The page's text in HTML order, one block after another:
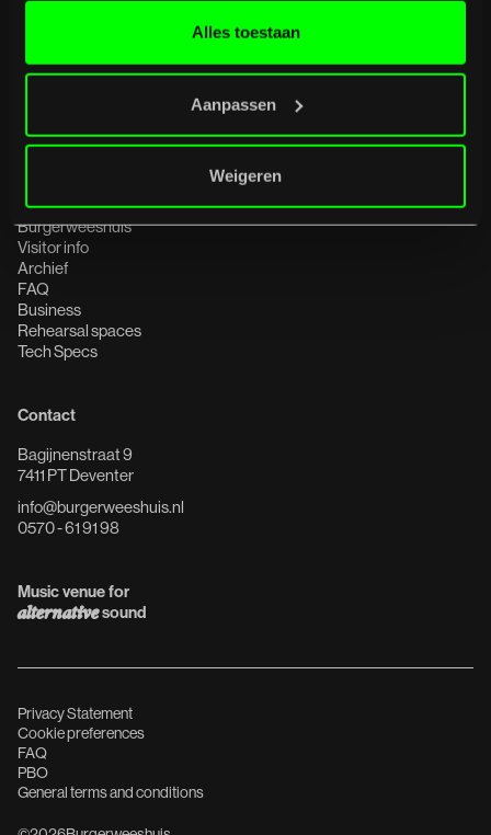
Alles toestaan
Aanpassen
Weigeren
We are Burgerweeshuis, the music
venue and club in Deventer and far
beyond for 40 years.
More about us
Burgerweeshuis
Visitor info
Archief
FAQ
Business
Rehearsal spaces
Tech Specs
Contact
Bagijnenstraat 9
7411 PT Deventer
info@burgerweeshuis.nl
0570 - 61 91 98
Music venue for
alternativesound
Privacy Statement
Cookie preferences
FAQ
PBO
General terms and conditions